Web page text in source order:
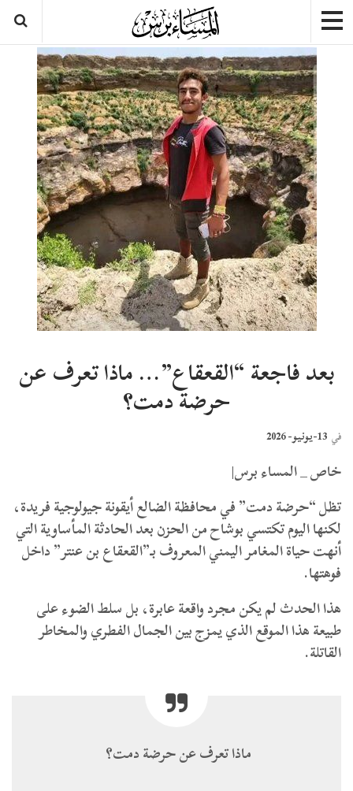
بعد فاجعة “القعقاع”… ماذا تعرف عن
حرضة دمت؟
في 13-يونيو- 2026
خاص _ المساء برس|
​تظل “حرضة دمت” في محافظة الضالع أيقونة جيولوجية فريدة،
لكنها اليوم تكتسي بوشاح من الحزن بعد الحادثة المأساوية التي
أنهت حياة المغامر اليمني المعروف بـ”القعقاع بن عنتر” داخل
فوهتها.
هذا الحدث لم يكن مجرد واقعة عابرة، بل سلط الضوء على
طبيعة هذا الموقع الذي يمزج بين الجمال الفطري والمخاطر
القاتلة.
​ماذا تعرف عن حرضة دمت؟